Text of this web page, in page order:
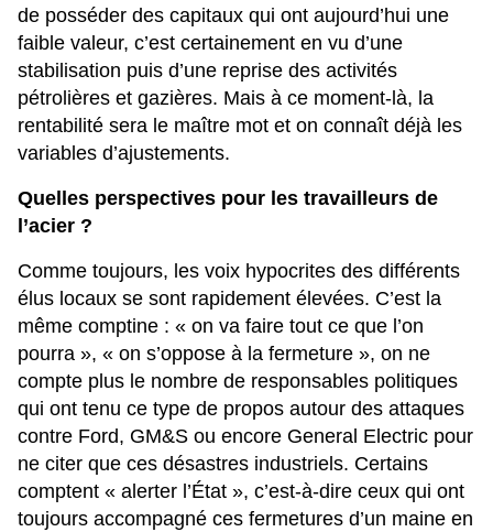
de posséder des capitaux qui ont aujourd’hui une
faible valeur, c’est certainement en vu d’une
stabilisation puis d’une reprise des activités
pétrolières et gazières. Mais à ce moment-là, la
rentabilité sera le maître mot et on connaît déjà les
variables d’ajustements.
Quelles perspectives pour les travailleurs de
l’acier ?
Comme toujours, les voix hypocrites des différents
élus locaux se sont rapidement élevées. C’est la
même comptine : « on va faire tout ce que l’on
pourra », « on s’oppose à la fermeture », on ne
compte plus le nombre de responsables politiques
qui ont tenu ce type de propos autour des attaques
contre Ford, GM&S ou encore General Electric pour
ne citer que ces désastres industriels. Certains
comptent « alerter l’État », c’est-à-dire ceux qui ont
toujours accompagné ces fermetures d’un maine en